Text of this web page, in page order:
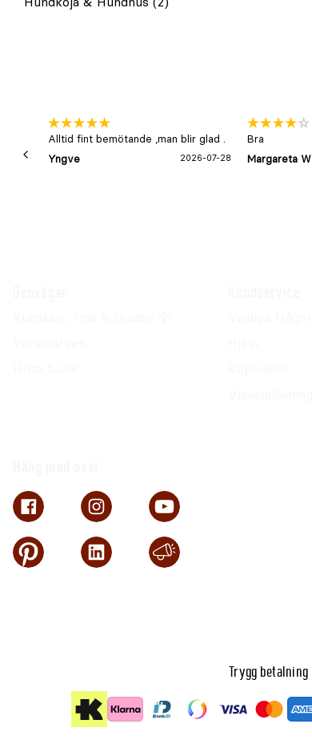
Alltid fint bemötande ,man blir glad .
Yngve
2026-07-28
Bra
Margareta W
Trygg betalning